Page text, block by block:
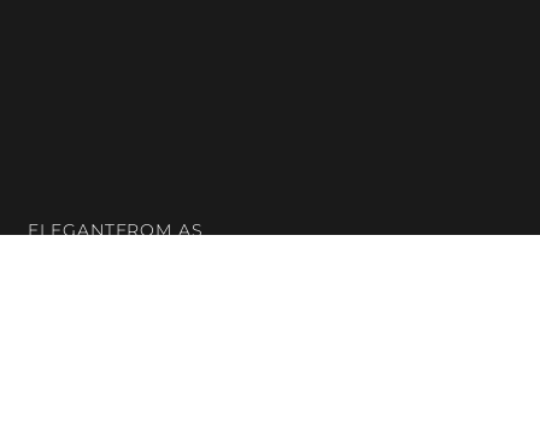
ELEGANTEROM AS